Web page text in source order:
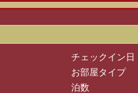
チェックイン日
お部屋タイプ
泊数